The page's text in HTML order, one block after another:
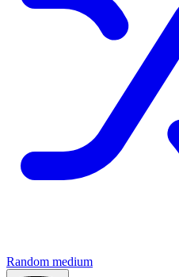
Random medium